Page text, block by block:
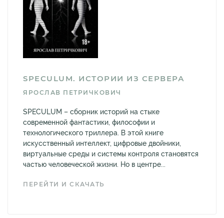
SPECULUM. ИСТОРИИ ИЗ СЕРВЕРА
ЯРОСЛАВ ПЕТРИЧКОВИЧ
SPECULUM – сборник историй на стыке
современной фантастики, философии и
технологического триллера. В этой книге
искусственный интеллект, цифровые двойники,
виртуальные среды и системы контроля становятся
частью человеческой жизни. Но в центре...
ПЕРЕЙТИ И СКАЧАТЬ